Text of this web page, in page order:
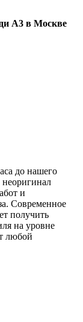
А3 в Москве
до нашего
и
Современное
получить
на уровне
любой